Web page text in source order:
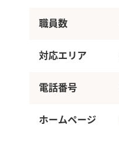
職員数
対応エリア
電話番号
ホームページ